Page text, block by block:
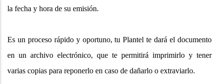
la fecha y hora de su emisión.
Es un proceso rápido y oportuno, tu Plantel te dará el documento
en un archivo electrónico, que te permitirá imprimirlo y tener
varias copias para reponerlo en caso de dañarlo o extraviarlo.